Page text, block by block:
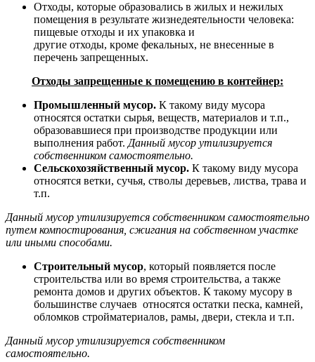
Отходы, которые образовались в жилых и нежилых
помещения в результате жизнедеятельности человека:
пищевые отходы и их упаковка и
другие отходы, кроме фекальных, не внесенные в
перечень запрещенных.
Отходы запрещенные к помещению в контейнер:
Промышленный мусор. К такому виду мусора
относятся остатки сырья, веществ, материалов и т.п.,
образовавшиеся при производстве продукции или
выполнения работ. Данный мусор утилизируется
собственником самостоятельно.
Сельскохозяйственный мусор. К такому виду мусора
относятся ветки, сучья, стволы деревьев, листва, трава и
т.п.
Данный мусор утилизируется собственником самостоятельно
путем компостирования, сжигания на собственном участке
или иными способами.
Строительный мусор, который появляется после
строительства или во время строительства, а также
ремонта домов и других объектов. К такому мусору в
большинстве случаев относятся остатки песка, камней,
обломков стройматериалов, рамы, двери, стекла и т.п.
Данный мусор утилизируется собственником
самостоятельно.